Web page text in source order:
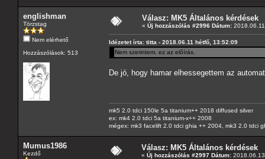
englishman
Törzstag
Nem elérhető
Hozzászólások: 513
Válasz: MK5 Általános kérdések
« Új hozzászólás #2996 Dátum:
Idézetet írta: titta - 2018.06.11 hétfő, 13:52:09
Nem szerintem, ez az előírás.
De jó, hogy hamar elhessegettem az
mk5 2.0 tdci 150le 5a titanium++ 2018 diffused silver
ex: mk4 2.0 tdci 5a titanium-x++ 2008
mégex: mk3 facelift 2.0 tdci ghia ++ 2004, mk3 2.0 tdci
Mumus1986
Kezdő
Válasz: MK5 Általános kérdések
« Új hozzászólás #2997 Dátum: